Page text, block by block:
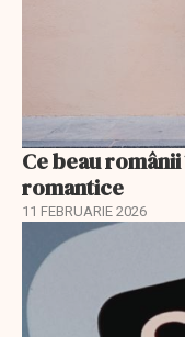
Ce beau
romantice
11 FEBRUARIE 2026